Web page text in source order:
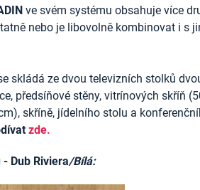
ve svém systému obsahuje více
nebo je libovolně kombinovat i s
skládá ze dvou televizních stolků
předsíňové stěny, vitrínových skříň
skříně, jídelního stolu a
zde.
Dub Riviera/Bílá: